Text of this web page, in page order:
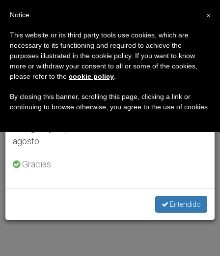
×
Aviso importante
Del 27 de julio al 7 de agosto haremos la pausa
anual, aprovechando que en el periodo de verano
se generan menos informaciones y también el
agosto.
Gracias.
Entendido
x
Notice
This website or its third party tools use cookies, which are
necessary to its functioning and required to achieve the
purposes illustrated in the cookie policy. If you want to know
more or withdraw your consent to all or some of the cookies,
please refer to the cookie policy
By closing this banner, scrolling this page, clicking a link or
continuing to browse otherwise, you agree to the use of cookies.